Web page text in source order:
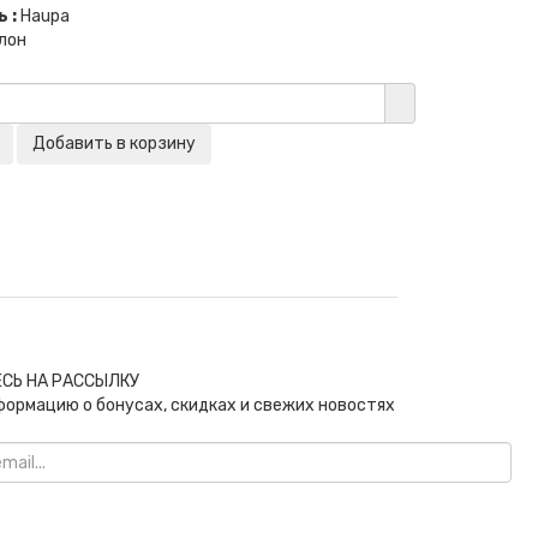
: Haupa
НА РАССЫЛКУ
о бонусах, скидках и свежих новостях